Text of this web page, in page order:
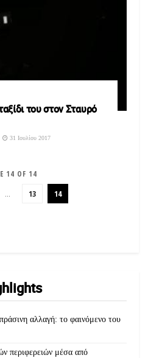
του στον Σταυρό
31 Ιουλίου 2017
14 OF 14
… 13 14
αλλαγή: το φαινόμενο του
περιφερειών μέσα από